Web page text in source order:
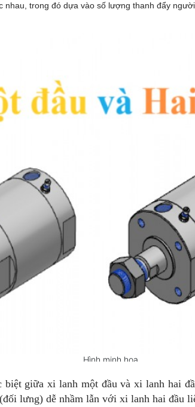
nhau, trong đó dựa vào số lượng thanh đẩy
Hình minh họa
biệt giữa xi lanh một đầu và xi lanh hai
lưng) dễ nhầm lẫn với xi lanh hai đầu